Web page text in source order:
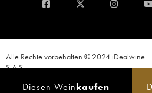
Diesen Weinkaufen
Alle Rechte vorbehalten © 2024 iDealwine
S.A.S.
Verkaufs verlangt. CODE DE LA SANTÉ